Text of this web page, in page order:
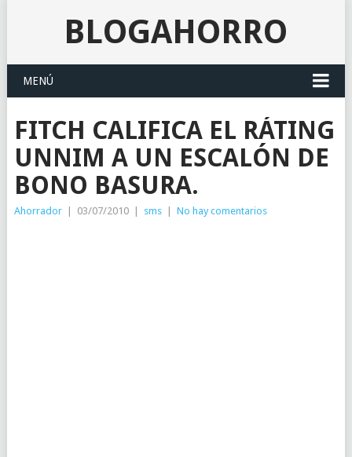
BLOGAHORRO
MENÚ
FITCH CALIFICA EL RÁTING
UNNIM A UN ESCALÓN DE
BONO BASURA.
Ahorrador 03/07/2010 sms No hay comentarios